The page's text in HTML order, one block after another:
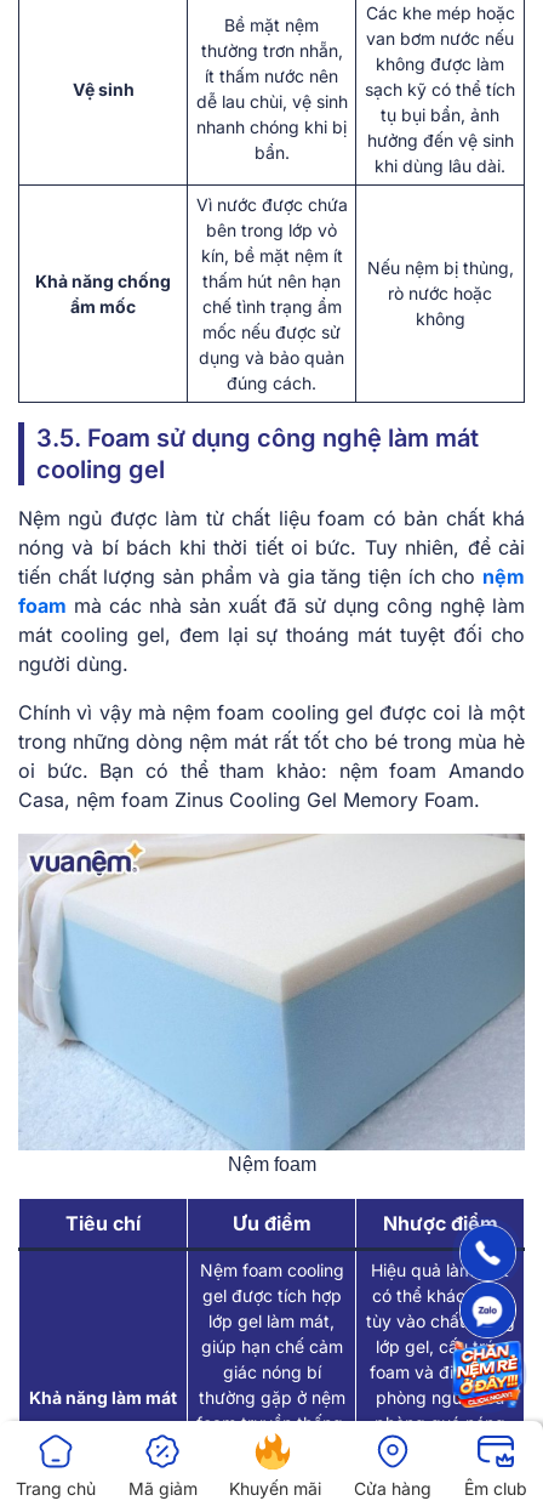
Vệ sinh
Bề mặt nệm
thường trơn nhẵn,
ít thấm nước nên
dễ lau chùi, vệ sinh
nhanh chóng khi bị
bẩn.
Các khe mép hoặc
van bơm nước nếu
không được làm
sạch kỹ có thể tích
tụ bụi bẩn, ảnh
hưởng đến vệ sinh
khi dùng lâu dài.
Khả năng chống
ẩm mốc
Vì nước được chứa
bên trong lớp vỏ
kín, bề mặt nệm ít
thấm hút nên hạn
chế tình trạng ẩm
mốc nếu được sử
dụng và bảo quản
đúng cách.
Nếu nệm bị thủng,
rò nước hoặc
không
3.5. Foam sử dụng công nghệ làm mát
cooling gel
Nệm ngủ được làm từ chất liệu foam có bản chất khá
nóng và bí bách khi thời tiết oi bức. Tuy nhiên, để cải
tiến chất lượng sản phẩm và gia tăng tiện ích cho nệm
foam mà các nhà sản xuất đã sử dụng công nghệ làm
mát cooling gel, đem lại sự thoáng mát tuyệt đối cho
người dùng.
Chính vì vậy mà nệm foam cooling gel được coi là một
trong những dòng nệm mát rất tốt cho bé trong mùa hè
oi bức. Bạn có thể tham khảo: nệm foam Amando
Casa, nệm foam Zinus Cooling Gel Memory Foam.
Nệm foam
Tiêu chí Ưu điểm Nhược điểm
Khả năng làm mát
Nệm foam cooling
gel được tích hợp
lớp gel làm mát,
giúp hạn chế cảm
giác nóng bí
thường gặp ở nệm
foam truyền thống.
Nhờ đó, bé có thể
nằm dễ chịu hơn
trong những ngày
Hiệu quả làm mát
có thể khác nhau
tùy vào chất lượng
lớp gel, cấu trúc
foam và điều kiện
phòng ngủ. Nếu
phòng quá nóng
hoặc kém thông
thoáng, nệm vẫn
có thể gây cảm
Trang chủ Mã giảm Khuyến mãi Cửa hàng Êm club